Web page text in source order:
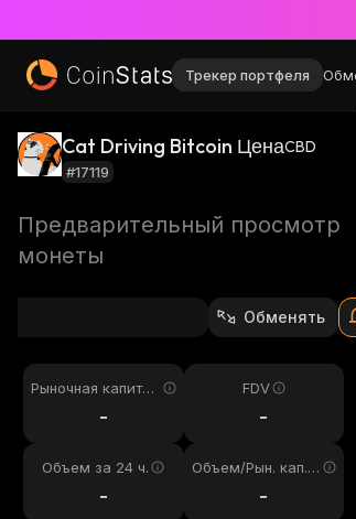
Трекер портфеля
Cat Driving Bitcoin ЦенаCBD
#17119
Предварительный просмотр
монеты
Обменять
Рыночная капитал
-
FDV
-
Объем за 24 ч.
-
Объем/Рын. кап. 2
-